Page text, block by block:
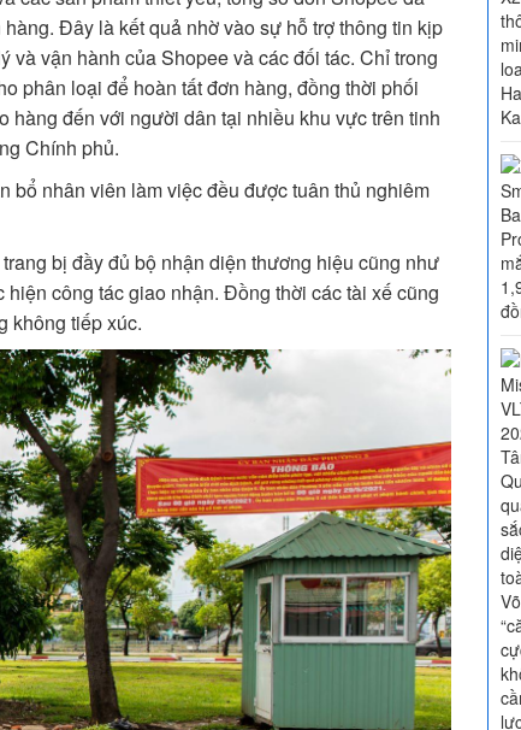
Đây là kết quả nhờ vào sự hỗ trợ thông tin kịp
vận hành của Shopee và các đối tác. Chỉ trong
phân loại để hoàn tất đơn hàng, đồng thời phối
hàng đến với người dân tại nhiều khu vực trên tinh
Chính phủ.
nhân viên làm việc đều được tuân thủ nghiêm
bị đầy đủ bộ nhận diện thương hiệu cũng như
công tác giao nhận. Đồng thời các tài xế cũng
không tiếp xúc.